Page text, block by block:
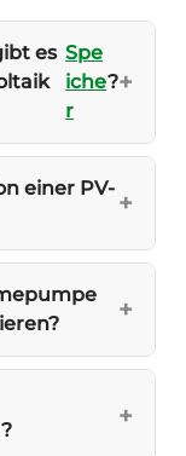
es Spe
iche
r
?
einer PV-